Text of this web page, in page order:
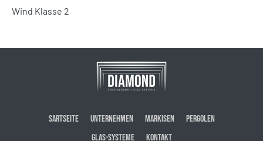
Wind Klasse 2
SARTSEITE UNTERNEHMEN MARKISEN
PERGOLEN
GLAS-SYSTEME
KONTAKT